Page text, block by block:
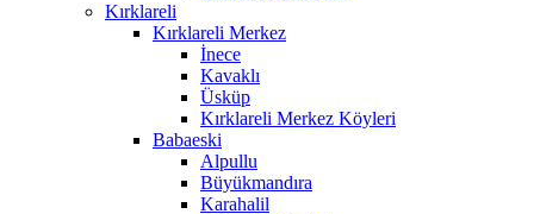
Kırklareli
Kırklareli Merkez
İnece
Kavaklı
Üsküp
Kırklareli Merkez Köyleri
Babaeski
Alpullu
Büyükmandıra
Karahalil